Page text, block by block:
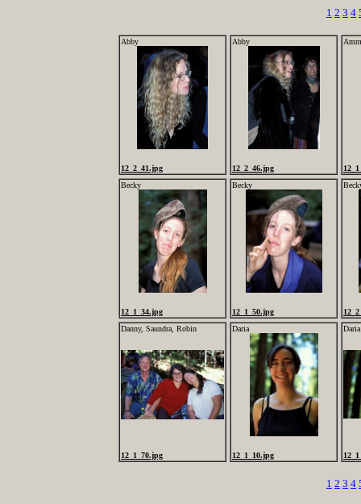
1 2 3 4
Abby
12_2_41.jpg
Abby
12_2_46.jpg
Becky
12_1_34.jpg
Becky
12_1_50.jpg
Danny, Saundra, Robin
12_1_70.jpg
Daria
12_1_10.jpg
Daria
1 2 3 4